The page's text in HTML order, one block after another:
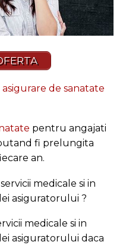
asigurare de sanatate
pentru angajati
fi prelungita
an.
medicale si in
asiguratorului ?
medicale si in
asiguratorului daca